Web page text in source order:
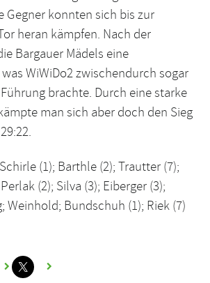
Gegner konnten sich bis zur
heran kämpfen. Nach der
Bargauer Mädels eine
WiWiDo2 zwischendurch sogar
brachte. Durch eine starke
man sich aber doch den Sieg
(1); Barthle (2); Trautter (7);
(2); Silva (3); Eiberger (3);
Weinhold; Bundschuh (1); Riek (7)